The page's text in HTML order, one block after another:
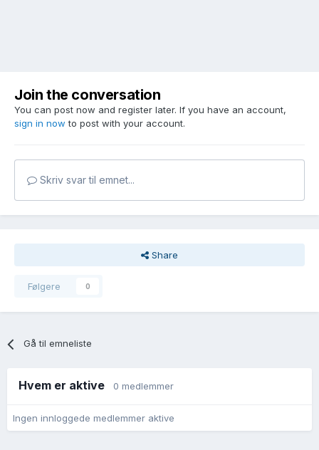
Join the conversation
You can post now and register later. If you have an account,
sign in now to post with your account.
Skriv svar til emnet...
Share
Følgere 0
Gå til emneliste
Hvem er aktive 0 medlemmer
Ingen innloggede medlemmer aktive